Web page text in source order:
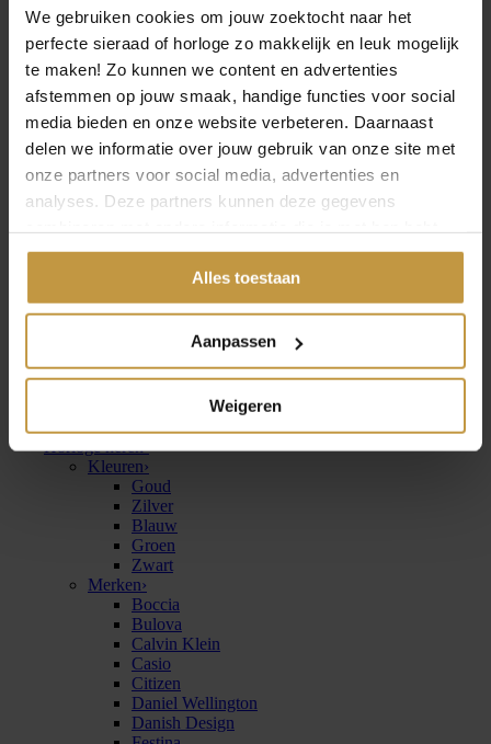
We gebruiken cookies om jouw zoektocht naar het
perfecte sieraad of horloge zo makkelijk en leuk mogelijk
te maken! Zo kunnen we content en advertenties
afstemmen op jouw smaak, handige functies voor social
media bieden en onze website verbeteren. Daarnaast
delen we informatie over jouw gebruik van onze site met
onze partners voor social media, advertenties en
analyses. Deze partners kunnen deze gegevens
gedeeld of die ze hebben verzameld via jouw gebruik van
Alles toestaan
Aanpassen
Weigeren
Goud
Blauw
Rood
Groen
Merken›
Bulova
Boccia
Citizen
Danish Design
Daniel Wellington
GC Guess Collection
Hugo Boss
Ice-Watch
Prisma
Seiko
Tommy Hilfiger
Zinzi
Horloge heren›
Kleuren›
Goud
Zilver
Blauw
Groen
Zwart
Merken›
Boccia
Bulova
Calvin Klein
Casio
Citizen
Daniel Wellington
Danish Design